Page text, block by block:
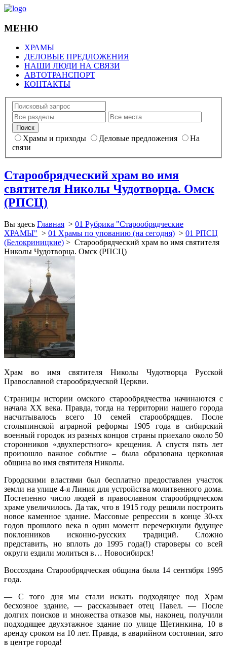
МЕНЮ
ХРАМЫ
ДЕЛОВЫЕ ПРЕДЛОЖЕНИЯ
НАШИ ЛЮДИ НА СВЯЗИ
АВТОТРАНСПОРТ
КОНТАКТЫ
Храмы и приходы Деловые предложения
На
связи
Старообрядческий храм во имя
святителя Николы Чудотворца. Омск
(РПСЦ)
Вы здесь Главная > 01 Рубрика "Старообрядческие
ХРАМЫ" > 01 Храмы по упованию (на сегодня) > 01 РПСЦ
(Белокриницкие) > Старообрядческий храм во имя святителя
Николы Чудотворца. Омск (РПСЦ)
Храм во имя святителя Николы Чудотворца Русской
Православной старообрядческой Церкви.
Страницы истории омского старообрядчества начинаются с
начала ХХ века. Правда, тогда на территории нашего города
насчитывалось всего 10 семей старообрядцев. После
столыпинской аграрной реформы 1905 года в сибирский
военный городок из разных концов страны приехало около 50
сторонников «двухперстного» крещения. А спустя пять лет
произошло важное событие – была образована церковная
община во имя святителя Николы.
Городскими властями был бесплатно предоставлен участок
земли на улице 4-я Линия для устройства молитвенного дома.
Постепенно число людей в православном старообрядческом
храме увеличилось. Да так, что в 1915 году решили построить
новое каменное здание. Массовые репрессии в конце 30-хх
годов прошлого века в один момент перечеркнули будущее
поклонников исконно-русских традиций. Сложно
представить, но вплоть до 1995 года(!) староверы со всей
округи ездили молиться в… Новосибирск!
Воссоздана Старообрядческая община была 14 сентября 1995
года.
— С того дня мы стали искать подходящее под Храм
бесхозное здание, — рассказывает отец Павел. — После
долгих поисков и множества отказов мы, наконец, получили
подходящее двухэтажное здание по улице Щетинкина, 10 в
аренду сроком на 10 лет. Правда, в аварийном состоянии, зато
в центре города!